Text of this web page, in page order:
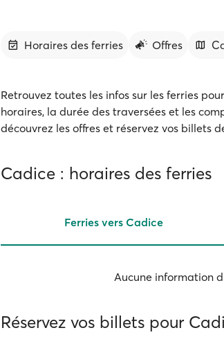
Horaires des ferries Offres
Retrouvez toutes les infos sur les ferries
horaires, la durée des traversées et les
découvrez les offres et réservez vos billets
Cadice : horaires des ferries
Ferries vers Cadice
Aucune information
Réservez vos billets pour